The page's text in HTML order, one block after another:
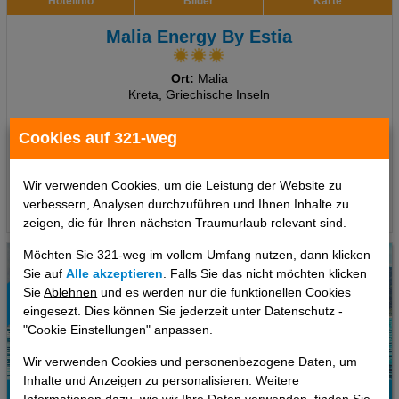
Cookies auf 321-weg
Wir verwenden Cookies, um die Leistung der Website zu
verbessern, Analysen durchzuführen und Ihnen Inhalte zu
zeigen, die für Ihren nächsten Traumurlaub relevant sind.
Möchten Sie 321-weg im vollem Umfang nutzen, dann klicken
Sie aufAlle akzeptieren . Falls Sie das nicht möchten klicken
SieAblehnen und es werden nur die funktionellen Cookies
eingesezt. Dies können Sie jederzeit unter Datenschutz -
"Cookie Einstellungen" anpassen.
Wir verwenden Cookies und personenbezogene Daten, um
Inhalte und Anzeigen zu personalisieren. Weitere
Malia Energy By Estia
Ort: Malia
Kreta, Griechische Inseln
Termine